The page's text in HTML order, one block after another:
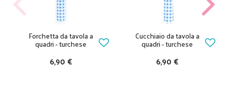
Forchetta da tavola a
quadri - turchese
6,90 €
Cucchiaio da tavola a
quadri - turchese
6,90 €